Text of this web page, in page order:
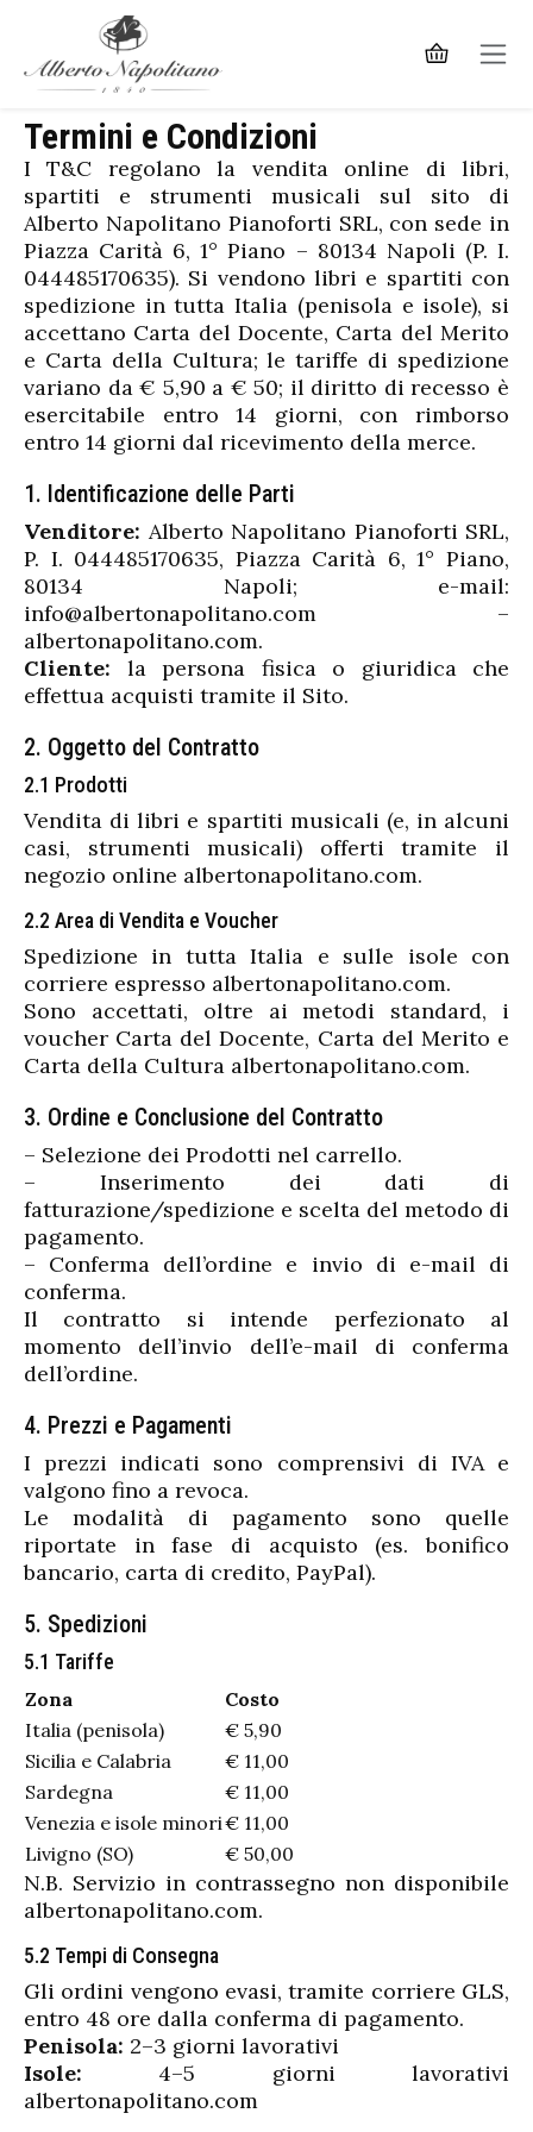
Termini e Condizioni
I T&C regolano la vendita online di libri,
spartiti e strumenti musicali sul sito di
Alberto Napolitano Pianoforti SRL, con sede in
Piazza Carità 6, 1° Piano – 80134 Napoli (P. I.
044485170635). Si vendono libri e spartiti con
spedizione in tutta Italia (penisola e isole), si
accettano Carta del Docente, Carta del Merito
e Carta della Cultura; le tariffe di spedizione
variano da € 5,90 a € 50; il diritto di recesso è
esercitabile entro 14 giorni, con rimborso
entro 14 giorni dal ricevimento della merce.
1. Identificazione delle Parti
Venditore: Alberto Napolitano Pianoforti SRL,
P. I. 044485170635, Piazza Carità 6, 1° Piano,
80134 Napoli; e-mail:
info@albertonapolitano.com –
albertonapolitano.com.
Cliente: la persona fisica o giuridica che
effettua acquisti tramite il Sito.
2. Oggetto del Contratto
2.1 Prodotti
Vendita di libri e spartiti musicali (e, in alcuni
casi, strumenti musicali) offerti tramite il
negozio online albertonapolitano.com.
2.2 Area di Vendita e Voucher
Spedizione in tutta Italia e sulle isole con
corriere espresso albertonapolitano.com.
Sono accettati, oltre ai metodi standard, i
voucher Carta del Docente, Carta del Merito e
Carta della Cultura albertonapolitano.com.
3. Ordine e Conclusione del Contratto
– Selezione dei Prodotti nel carrello.
– Inserimento dei dati di
fatturazione/spedizione e scelta del metodo di
pagamento.
– Conferma dell’ordine e invio di e-mail di
conferma.
Il contratto si intende perfezionato al
momento dell’invio dell’e-mail di conferma
dell’ordine.
4. Prezzi e Pagamenti
I prezzi indicati sono comprensivi di IVA e
valgono fino a revoca.
Le modalità di pagamento sono quelle
riportate in fase di acquisto (es. bonifico
bancario, carta di credito, PayPal).
5. Spedizioni
5.1 Tariffe
Zona
Costo
Italia (penisola)
€ 5,90
Sicilia e Calabria
€ 11,00
Sardegna
€ 11,00
Venezia e isole minori€ 11,00
Livigno (SO)
€ 50,00
N.B. Servizio in contrassegno non disponibile
albertonapolitano.com.
5.2 Tempi di Consegna
Gli ordini vengono evasi, tramite corriere GLS,
entro 48 ore dalla conferma di pagamento.
Penisola: 2–3 giorni lavorativi
Isole: 4–5 giorni lavorativi
albertonapolitano.com